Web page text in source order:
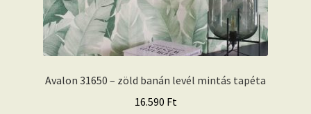
Avalon 31650 – zöld banán levél mintás tapéta
16.590 Ft